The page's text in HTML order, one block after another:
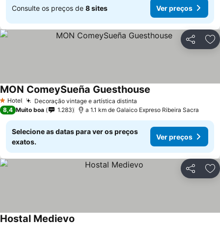
Consulte os preços de 8 sites Ver preços
Partilhar
1 Estrelas
Hotel Decoração vintage e artística distinta
MON ComeySueña Guesthouse
8,4 Muito boa 1.283 a 1.1 km de Galaico Expreso Ribeira Sacra
Selecione as datas para ver os preços
exatos.
Ver preços
Partilhar
Hostal Medievo